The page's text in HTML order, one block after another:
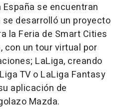
se encuentran
desarrolló un proyecto
la Feria de Smart Cities
con un tour virtual por
LaLiga, creando
TV o LaLiga Fantasy
aplicación de
Mazda.